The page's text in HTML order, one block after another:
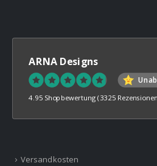
ARNA Designs
4.95 Shopbewertung (3325
Versandkosten